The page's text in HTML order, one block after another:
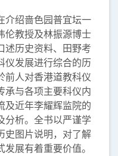
介绍啬色园普宜坛一
伦教授及林振源博士
述历史资料、田野考
仪发展进行综合的历
前人对香港道教科仪
承与各项主要科仪内
及近年李耀辉监院的
分析。全书以严谨学
史图片说明，对了解
展有着重要价值。